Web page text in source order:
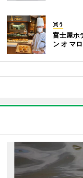
買う
富士屋ホ
ン オ マ